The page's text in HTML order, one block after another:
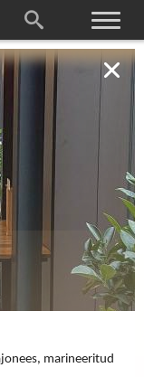
marineeritud